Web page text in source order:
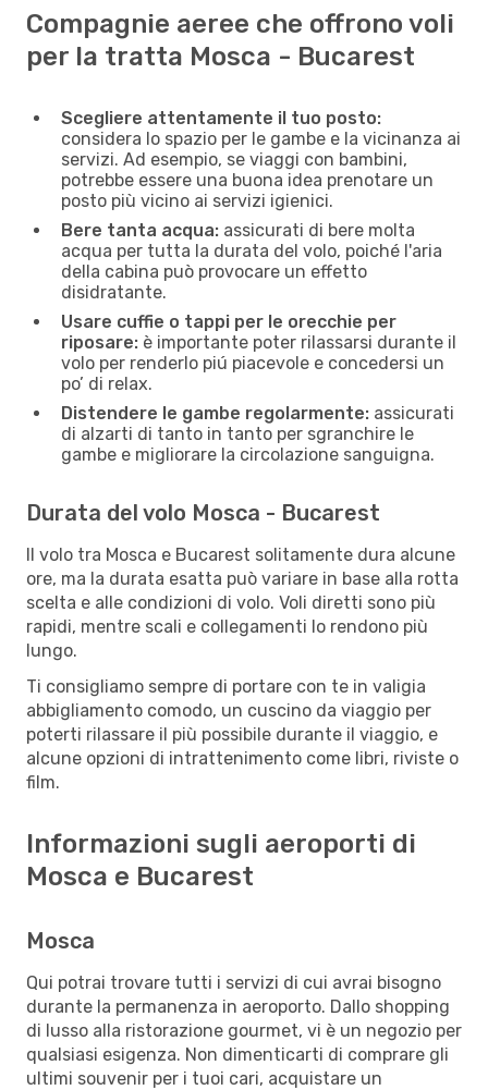
Compagnie aeree che offrono voli
per la tratta Mosca - Bucarest
Scegliere attentamente il tuo posto:
considera lo spazio per le gambe e la vicinanza ai
servizi. Ad esempio, se viaggi con bambini,
potrebbe essere una buona idea prenotare un
posto più vicino ai servizi igienici.
Bere tanta acqua: assicurati di bere molta
acqua per tutta la durata del volo, poiché l'aria
della cabina può provocare un effetto
disidratante.
Usare cuffie o tappi per le orecchie per
riposare: è importante poter rilassarsi durante il
volo per renderlo piú piacevole e concedersi un
po’ di relax.
Distendere le gambe regolarmente: assicurati
di alzarti di tanto in tanto per sgranchire le
gambe e migliorare la circolazione sanguigna.
Durata del volo Mosca - Bucarest
Il volo tra Mosca e Bucarest solitamente dura alcune
ore, ma la durata esatta può variare in base alla rotta
scelta e alle condizioni di volo. Voli diretti sono più
rapidi, mentre scali e collegamenti lo rendono più
lungo.
Ti consigliamo sempre di portare con te in valigia
abbigliamento comodo, un cuscino da viaggio per
poterti rilassare il più possibile durante il viaggio, e
alcune opzioni di intrattenimento come libri, riviste o
film.
Informazioni sugli aeroporti di
Mosca e Bucarest
Mosca
Qui potrai trovare tutti i servizi di cui avrai bisogno
durante la permanenza in aeroporto. Dallo shopping
di lusso alla ristorazione gourmet, vi è un negozio per
qualsiasi esigenza. Non dimenticarti di comprare gli
ultimi souvenir per i tuoi cari, acquistare un